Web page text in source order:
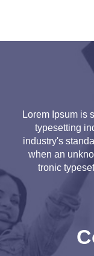
Lorem Ipsum is
typesetting
industry's
when an
tronic